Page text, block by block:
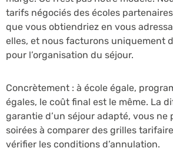
tarifs négociés des écoles
que vous obtiendriez en vous
elles, et nous facturons uniquement
pour l’organisation du séjour.
Concrètement : à école égale,
égales, le coût final est le même. La
garantie d’un séjour adapté, vous ne
soirées à comparer des grilles
vérifier les conditions d’annulation.